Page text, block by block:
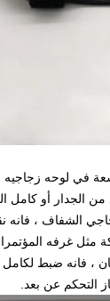
في لوحه
الجدار أو كامل
الشفاف ، فانه
مثل غرفه
، فانه ضبط
التحكم عن بعد.